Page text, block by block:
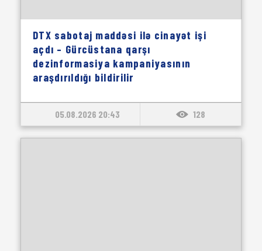
DTX sabotaj maddəsi ilə cinayət işi
açdı – Gürcüstana qarşı
dezinformasiya kampaniyasının
araşdırıldığı bildirilir
05.08.2026 20:43 128